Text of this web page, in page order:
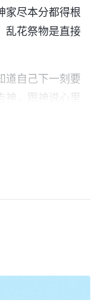
家尽本分都得根
乱花祭物是直接
道自己下一刻要
神，跟神说心里
识你，没有敬
，放弃就等于
是太不可理喻